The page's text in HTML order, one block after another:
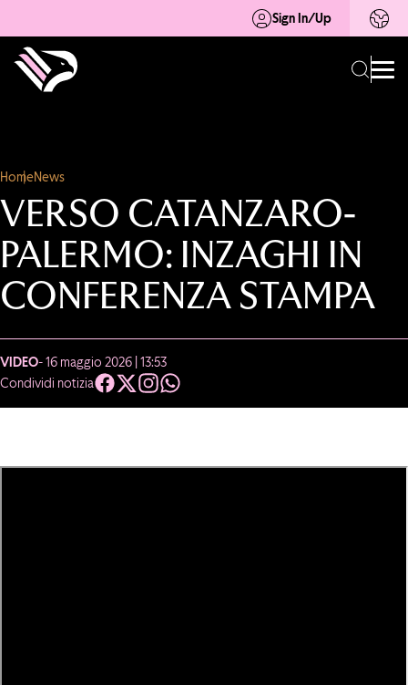
Sign In/Up
HomeNews
VERSO CATANZARO-
PALERMO: INZAGHI IN
CONFERENZA STAMPA
VIDEO- 16 maggio 2026 | 13:53
Condividi notizia